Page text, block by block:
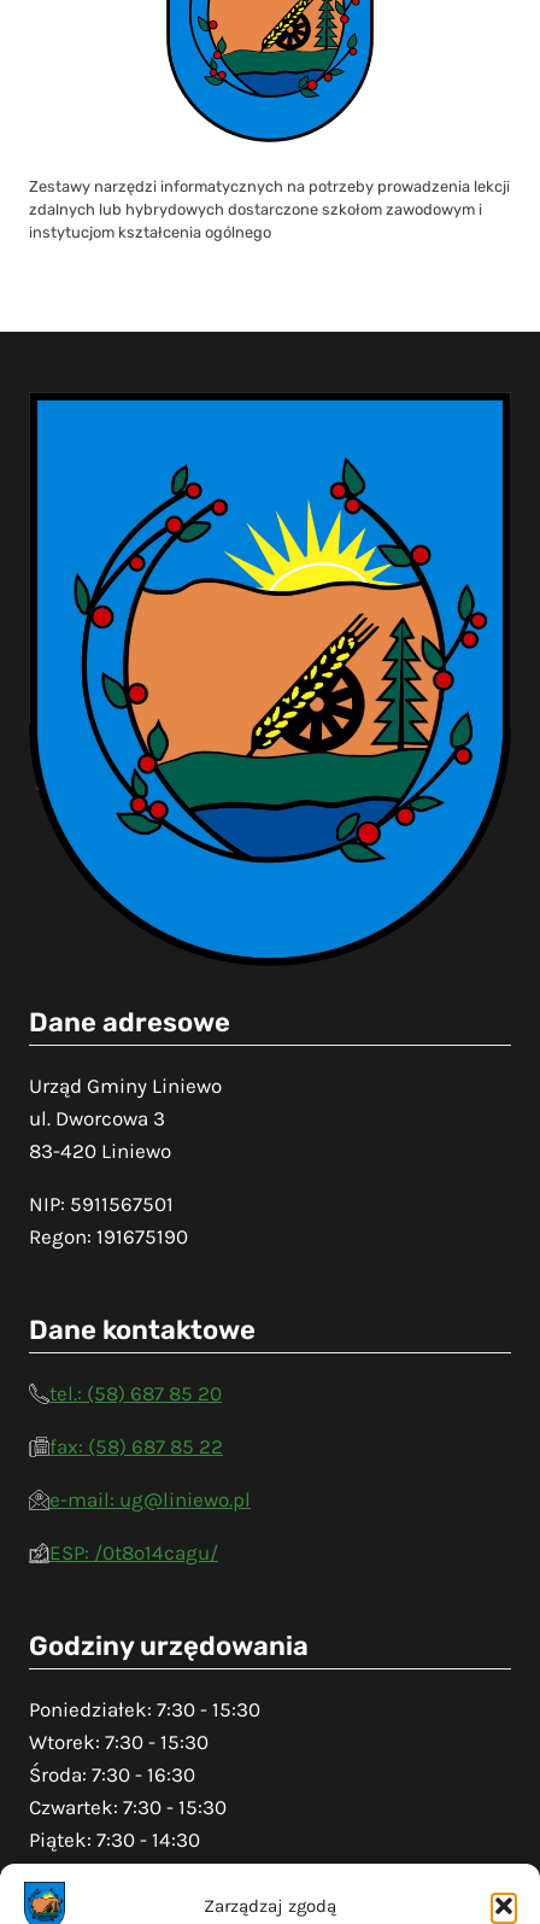
Zarządzaj zgodą
Zestawy narzędzi informatycznych na potrzeby prowadzenia lekcji
zdalnych lub hybrydowych dostarczone szkołom zawodowym i
instytucjom kształcenia ogólnego
Dane adresowe
Urząd Gminy Liniewo
ul. Dworcowa 3
83-420 Liniewo
NIP: 5911567501
Regon: 191675190
Dane kontaktowe
tel.: (58) 687 85 20
fax: (58) 687 85 22
e-mail: ug@liniewo.pl
ESP: /0t8o14cagu/
Godziny urzędowania
Poniedziałek: 7:30 - 15:30
Wtorek: 7:30 - 15:30
Środa: 7:30 - 16:30
Czwartek: 7:30 - 15:30
Piątek: 7:30 - 14:30